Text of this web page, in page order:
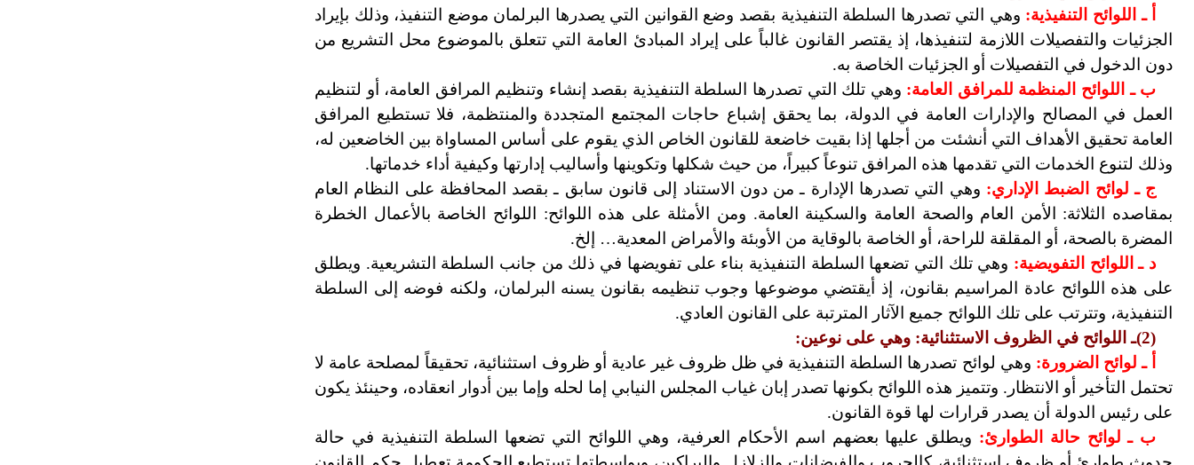
أ ـ اللوائح التنفيذية: وهي التي تصدرها السلطة التنفيذية بقصد وضع القوانين التي يصدرها البرلمان موضع التنفيذ، وذلك بإيراد
الجزئيات والتفصيلات اللازمة لتنفيذها، إذ يقتصر القانون غالباً على إيراد المبادئ العامة التي تتعلق بالموضوع محل التشريع من
دون الدخول في التفصيلات أو الجزئيات الخاصة به.
ب ـ اللوائح المنظمة للمرافق العامة: وهي تلك التي تصدرها السلطة التنفيذية بقصد إنشاء وتنظيم المرافق العامة، أو لتنظيم
العمل في المصالح والإدارات العامة في الدولة، بما يحقق إشباع حاجات المجتمع المتجددة والمنتظمة، فلا تستطيع المرافق
العامة تحقيق الأهداف التي أنشئت من أجلها إذا بقيت خاضعة للقانون الخاص الذي يقوم على أساس المساواة بين الخاضعين له،
وذلك لتنوع الخدمات التي تقدمها هذه المرافق تنوعاً كبيراً، من حيث شكلها وتكوينها وأساليب إدارتها وكيفية أداء خدماتها.
ج ـ لوائح الضبط الإداري: وهي التي تصدرها الإدارة ـ من دون الاستناد إلى قانون سابق ـ بقصد المحافظة على النظام العام
بمقاصده الثلاثة: الأمن العام والصحة العامة والسكينة العامة. ومن الأمثلة على هذه اللوائح: اللوائح الخاصة بالأعمال الخطرة
المضرة بالصحة، أو المقلقة للراحة، أو الخاصة بالوقاية من الأوبئة والأمراض المعدية… إلخ.
د ـ اللوائح التفويضية: وهي تلك التي تضعها السلطة التنفيذية بناء على تفويضها في ذلك من جانب السلطة التشريعية. ويطلق
على هذه اللوائح عادة المراسيم بقانون، إذ أيقتضي موضوعها وجوب تنظيمه بقانون يسنه البرلمان، ولكنه فوضه إلى السلطة
التنفيذية، وتترتب على تلك اللوائح جميع الآثار المترتبة على القانون العادي.
(2)ـ اللوائح في الظروف الاستثنائية: وهي على نوعين:
أ ـ لوائح الضرورة: وهي لوائح تصدرها السلطة التنفيذية في ظل ظروف غير عادية أو ظروف استثنائية، تحقيقاً لمصلحة عامة لا
تحتمل التأخير أو الانتظار. وتتميز هذه اللوائح بكونها تصدر إبان غياب المجلس النيابي إما لحله وإما بين أدوار انعقاده، وحينئذ يكون
على رئيس الدولة أن يصدر قرارات لها قوة القانون.
ب ـ لوائح حالة الطوارئ: ويطلق عليها بعضهم اسم الأحكام العرفية، وهي اللوائح التي تضعها السلطة التنفيذية في حالة